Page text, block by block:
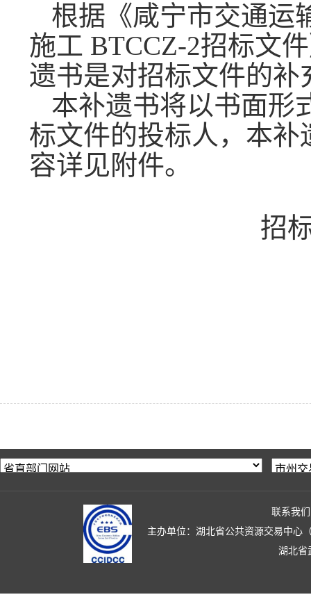
根据《咸宁市交通运
施工 BTCCZ-2招标文
遗书是对招标文件的补
本补遗书将以书面形
标文件的投标人，本
容详见附件。
招
联系我们
主办单位：湖北省公共资源交易中心
湖北省